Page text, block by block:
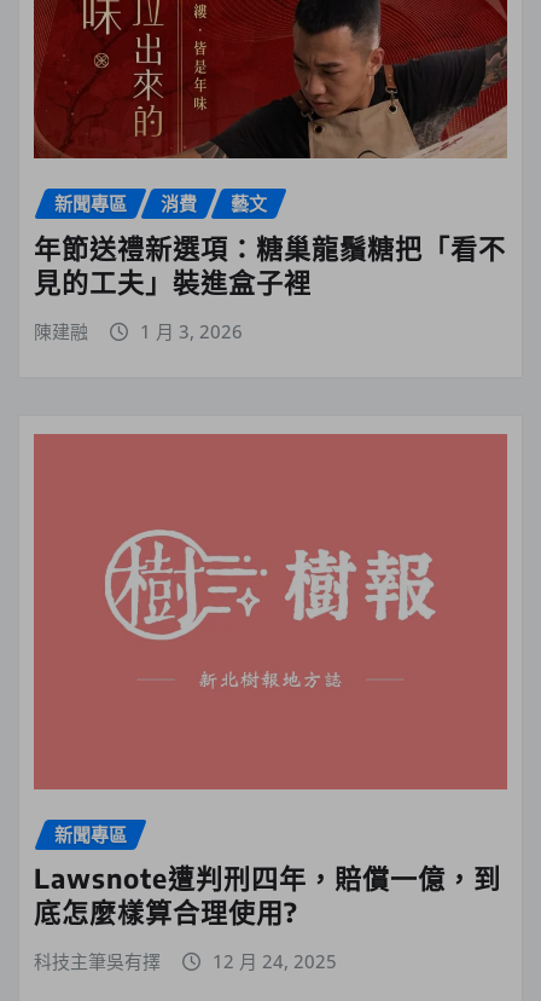
新聞專區 消費 藝文
年節送禮新選項：糖巢龍鬚糖把「看不
見的工夫」裝進盒子裡
陳建融 1 月 3, 2026
新聞專區
Lawsnote遭判刑四年，賠償一億，到
底怎麼樣算合理使用?
科技主筆吳有擇 12 月 24, 2025